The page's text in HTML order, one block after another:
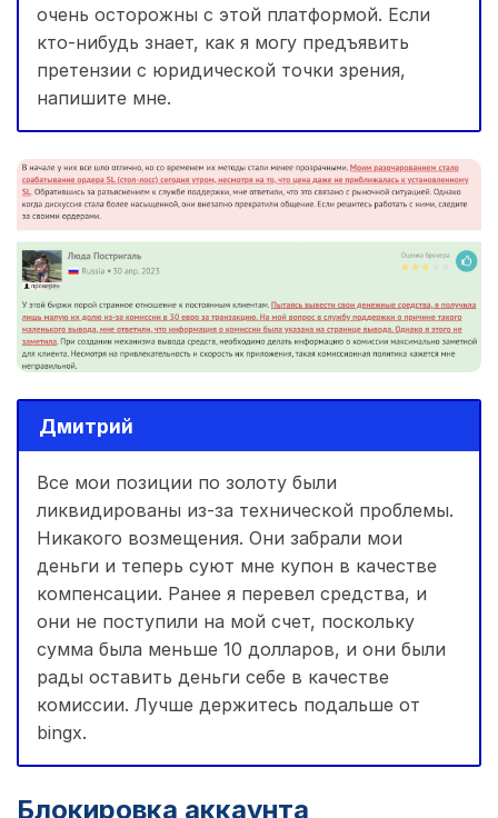
очень осторожны с этой платформой. Если
кто-нибудь знает, как я могу предъявить
претензии с юридической точки зрения,
напишите мне.
Дмитрий
Все мои позиции по золоту были
ликвидированы из-за технической проблемы.
Никакого возмещения. Они забрали мои
деньги и теперь суют мне купон в качестве
компенсации. Ранее я перевел средства, и
они не поступили на мой счет, поскольку
сумма была меньше 10 долларов, и они были
рады оставить деньги себе в качестве
комиссии. Лучше держитесь подальше от
bingx.
Блокировка аккаунта